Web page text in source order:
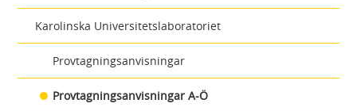
Karolinska Universitetslaboratoriet
Provtagningsanvisningar
Provtagningsanvisningar A-Ö